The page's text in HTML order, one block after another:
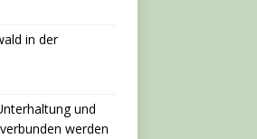
in der
und
werden